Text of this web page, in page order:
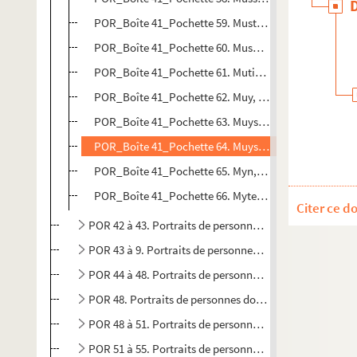
POR_Boîte 41_Pochette 59. Mustapha 1er
POR_Boîte 41_Pochette 60. Musurus, Marc
POR_Boîte 41_Pochette 61. Mutius, De Gaëta
POR_Boîte 41_Pochette 62. Muy, Louis-Nicolas-
POR_Boîte 41_Pochette 63. Muys, Corneille
POR_Boîte 41_Pochette 64. Muys Van Holy, Jean
POR_Boîte 41_Pochette 65. Myn, Herman (van der)
POR_Boîte 41_Pochette 66. Mytens, Arnould
POR 42 à 43. Portraits de personnes dont le nom
POR 43 à 9. Portraits de personnes dont le nom
POR 44 à 48. Portraits de personnes dont le nom
POR 48. Portraits de personnes dont le nom commence
POR 48 à 51. Portraits de personnes dont le nom
POR 51 à 55. Portraits de personnes dont le nom
Citer ce